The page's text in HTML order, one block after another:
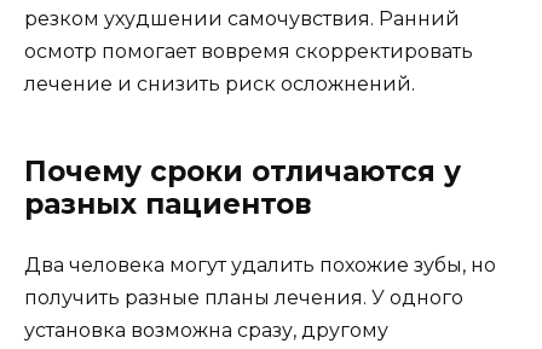
резком ухудшении самочувствия. Ранний
осмотр помогает вовремя скорректировать
лечение и снизить риск осложнений.
Почему сроки отличаются у
разных пациентов
Два человека могут удалить похожие зубы, но
получить разные планы лечения. У одного
установка возможна сразу, другому